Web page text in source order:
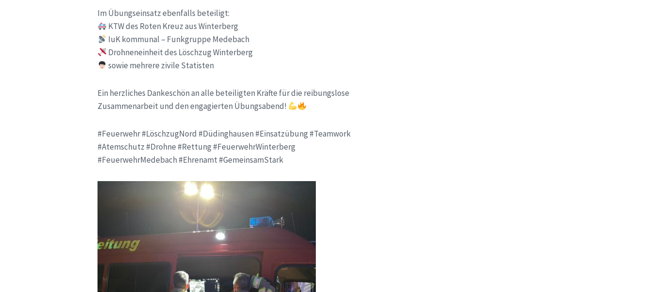
Im Übungseinsatz ebenfalls beteiligt:
KTW des Roten Kreuz aus Winterberg
IuK kommunal – Funkgruppe Medebach
Drohneneinheit des Löschzug Winterberg
sowie mehrere zivile Statisten
Ein herzliches Dankeschön an alle beteiligten Kräfte für die reibungslose
Zusammenarbeit und den engagierten Übungsabend!
#Feuerwehr #LöschzugNord #Düdinghausen #Einsatzübung #Teamwork
#Atemschutz #Drohne #Rettung #FeuerwehrWinterberg
#FeuerwehrMedebach #Ehrenamt #GemeinsamStark